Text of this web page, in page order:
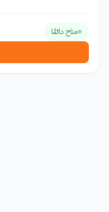
متاح دائمًا